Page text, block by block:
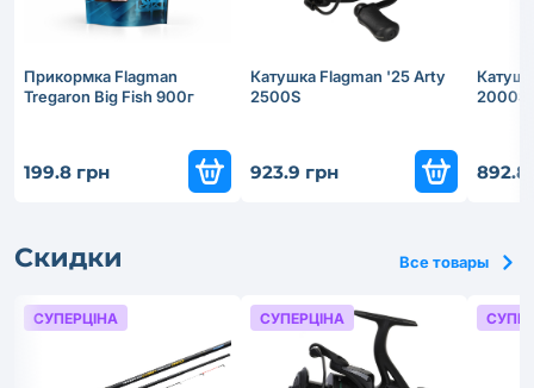
Прикормка Flagman
Tregaron Big Fish 900г
199.8 грн
Катушка Flagman '25 Arty
2500S
923.9 грн
2000S
892.8
Скидки Все товары
СУПЕРЦІНА СУПЕРЦІНА